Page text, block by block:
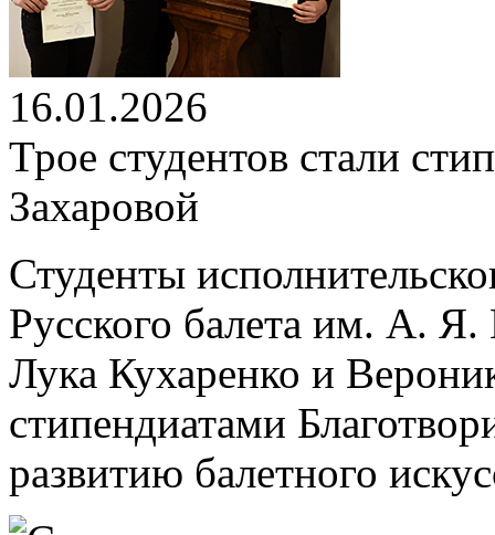
16.01.2026
Трое студентов стали
Захаровой
Студенты
Русского балета им. А.
Лука Кухаренко и
стипендиатами
развитию балетного